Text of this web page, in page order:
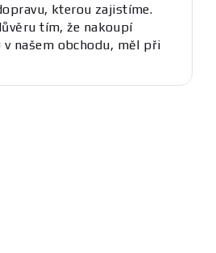
kterou zajistíme.
tím, že nakoupí
v našem obchodu, měl při